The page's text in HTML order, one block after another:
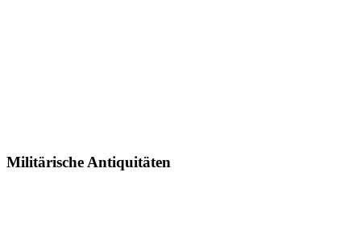
Militärische Antiquitäten